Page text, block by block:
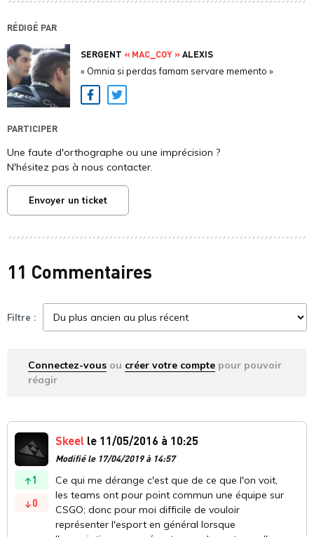
RÉDIGÉ PAR
SERGENT « MAC_COY »ALEXIS
« Omnia si perdas famam servare memento »
Facebook
Twitter
PARTICIPER
Une faute d'orthographe ou une imprécision ?
N'hésitez pas à nous contacter.
Envoyer un ticket
11 Commentaires
Filtre :
Connectez-vous ou créer votre compte pour pouvoir
réagir
1
0
Skeel le 11/05/2016 à 10:25
Modifié le 17/04/2019 à 14:57
Ce qui me dérange c'est que de ce que l'on voit,
les teams ont pour point commun une équipe sur
CSGO; donc pour moi difficile de vouloir
représenter l'esport en général lorsque